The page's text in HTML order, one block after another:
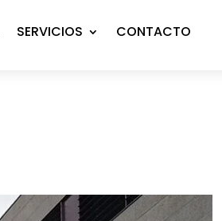
SERVICIOS CONTACTO